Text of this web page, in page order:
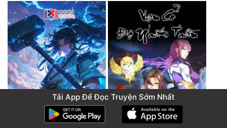
Tải App Để Đọc Truyện Sớm Nhất